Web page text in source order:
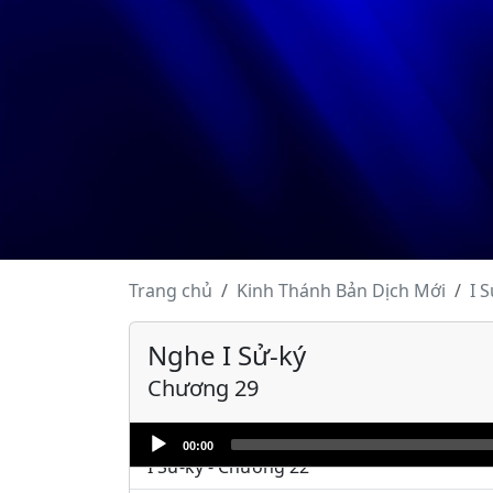
Trang chủ Kinh Thánh Bản Dịch Mới I
Nghe I Sử-ký
Chương 29
Audio
Player
00:00
I Sử-ký - Chương 12
I Sử-ký - Chương 13
I Sử-ký - Chương 14
I Sử-ký - Chương 18
I Sử-ký - Chương 20
I Sử-ký - Chương 21
I Sử-ký - Chương 22